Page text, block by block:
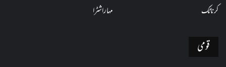
کرناٹک
مہاراشٹرا
قومی